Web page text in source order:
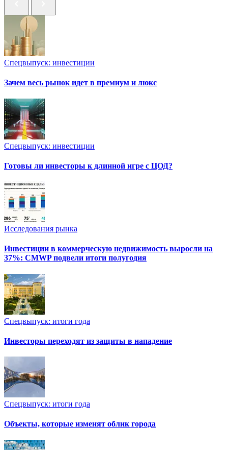
Спецвыпуск: инвестиции
Зачем весь рынок идет в премиум и люкс
Спецвыпуск: инвестиции
Готовы ли инвесторы к длинной игре с ЦОД?
Исследования рынка
Инвестиции в коммерческую недвижимость выросли на
37%: CMWP подвели итоги полугодия
Спецвыпуск: итоги года
Инвесторы переходят из защиты в нападение
Спецвыпуск: итоги года
Объекты, которые изменят облик города